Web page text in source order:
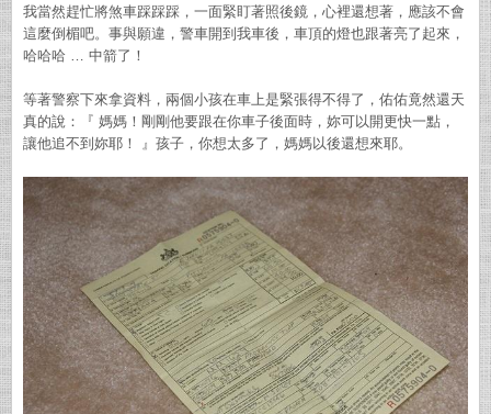
我當然趕忙將煞車踩踩踩，一面緊盯著照後鏡，心裡還想著，應該不會
這麼倒楣吧。事與願違，警車開到我車後，車頂的燈也跟著亮了起來，
哈哈哈 … 中箭了！
等著警察下來拿資料，兩個小孩在車上是緊張得不得了，佑佑竟然還天
真的說：『 媽媽！剛剛他要跟在你車子後面時，妳可以開更快一點，
讓他追不到妳耶！ 』孩子，你想太多了，媽媽以後還想來耶。